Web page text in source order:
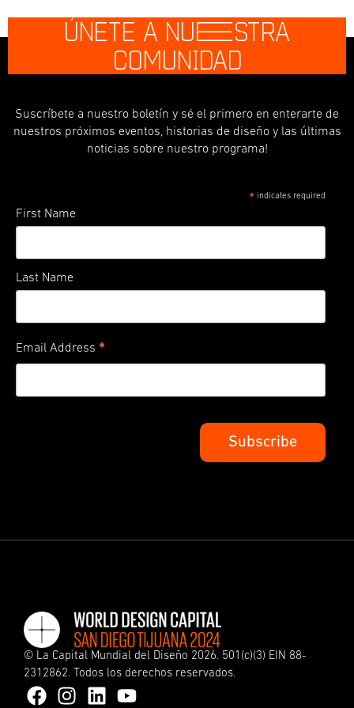
ÚNETE A NUESTRA
COMUNIDAD
Suscríbete a nuestro boletín y sé el primero en enterarte de
nuestros próximos eventos, historias de diseño y las últimas
noticias sobre nuestro programa!
* indicates required
First Name
Last Name
Email Address *
© La Capital Mundial del Diseño 2026. 501(c)(3) EIN 88-
2312862. Todos los derechos reservados.